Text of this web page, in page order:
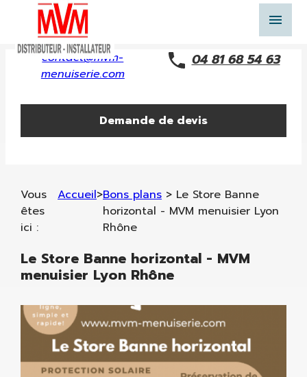
menu
contact@mvm-
menuiserie.com
04 81 68 54 63
Demande de devis
Vous
êtes
ici :
Accueil>Bons plans > Le Store Banne
horizontal - MVM menuisier Lyon
Rhône
Le Store Banne horizontal - MVM
menuisier Lyon Rhône
Panneau de gestion des cookies